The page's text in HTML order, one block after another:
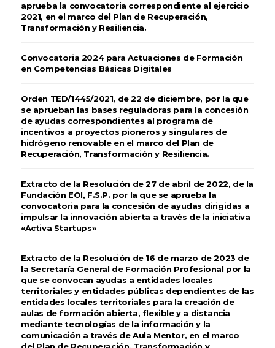
aprueba la convocatoria correspondiente al ejercicio
2021, en el marco del Plan de Recuperación,
Transformación y Resiliencia.
Convocatoria 2024 para Actuaciones de Formación
en Competencias Básicas Digitales
Orden TED/1445/2021, de 22 de diciembre, por la que
se aprueban las bases reguladoras para la concesión
de ayudas correspondientes al programa de
incentivos a proyectos pioneros y singulares de
hidrógeno renovable en el marco del Plan de
Recuperación, Transformación y Resiliencia.
Extracto de la Resolución de 27 de abril de 2022, de la
Fundación EOI, F.S.P. por la que se aprueba la
convocatoria para la concesión de ayudas dirigidas a
impulsar la innovación abierta a través de la iniciativa
«Activa Startups»
Extracto de la Resolución de 16 de marzo de 2023 de
la Secretaría General de Formación Profesional por la
que se convocan ayudas a entidades locales
territoriales y entidades públicas dependientes de las
entidades locales territoriales para la creación de
aulas de formación abierta, flexible y a distancia
mediante tecnologías de la información y la
comunicación a través de Aula Mentor, en el marco